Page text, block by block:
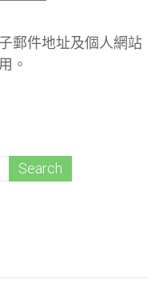
郵件地址及個人網站
。